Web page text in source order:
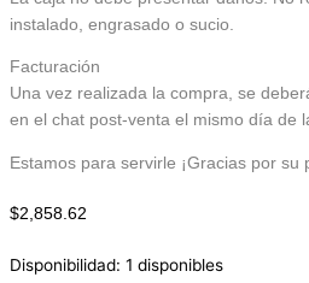
instalado, engrasado o sucio.
Facturación
Una vez realizada la compra, se
en el chat post-venta el mismo día de
Estamos para servirle ¡Gracias por su
$2,858.62
Disponibilidad: 1 disponibles